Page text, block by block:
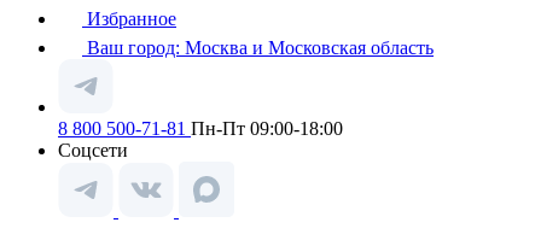
Избранное
Ваш город: Москва и Московская область
8 800 500-71-81 Пн-Пт 09:00-18:00
Соцсети